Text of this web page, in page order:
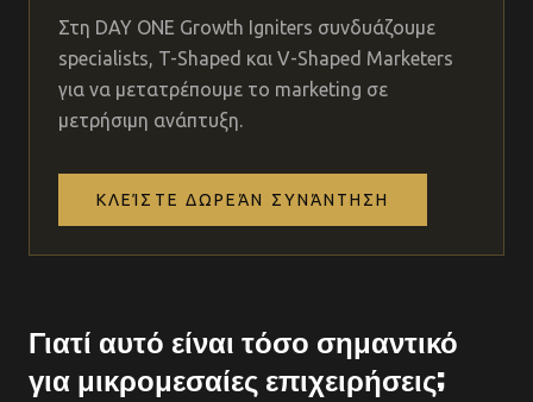
Στη DAY ONE Growth Igniters συνδυάζουμε
specialists, T-Shaped και V-Shaped Marketers
για να μετατρέπουμε το marketing σε
μετρήσιμη ανάπτυξη.
ΚΛΕΊΣΤΕ ΔΩΡΕΆΝ ΣΥΝΆΝΤΗΣΗ
Γιατί αυτό είναι τόσο σημαντικό
για μικρομεσαίες επιχειρήσεις;